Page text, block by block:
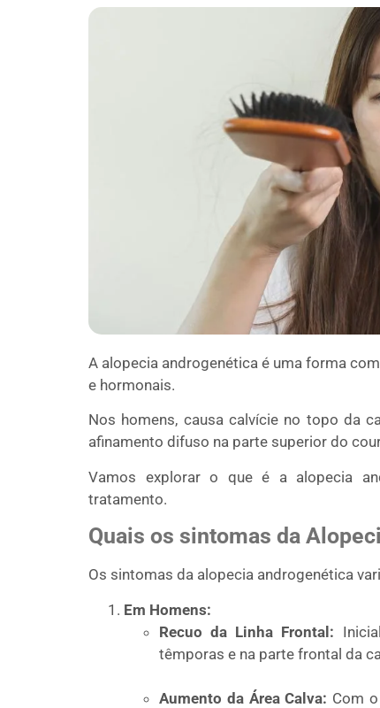
A alopecia androgenética é uma forma
e hormonais.
Nos homens, causa calvície no topo da
afinamento difuso na parte superior do
Vamos explorar o que é a alopecia
tratamento.
Quais os sintomas da
Os sintomas da alopecia androgenética
Em Homens:
Recuo da Linha Frontal:
têmporas e na parte frontal da
Aumento da Área Calva: Com